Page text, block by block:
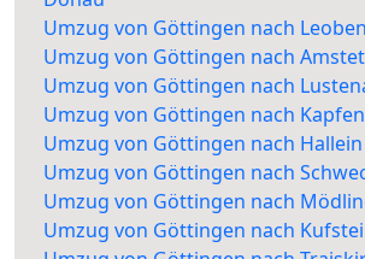
Umzug von Göttingen nach Leoben
Umzug von Göttingen nach
Umzug von Göttingen nach
Umzug von Göttingen nach
Umzug von Göttingen nach Hallein
Umzug von Göttingen nach
Umzug von Göttingen nach
Umzug von Göttingen nach